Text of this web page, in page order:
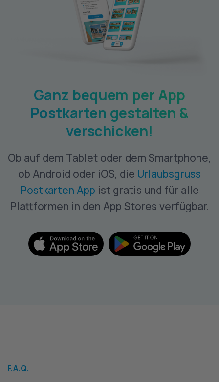
Ganz bequem per App
Postkarten gestalten &
verschicken!
Ob auf dem Tablet oder dem Smartphone,
ob Android oder iOS, die Urlaubsgruss
Postkarten App ist gratis und für alle
Plattformen in den App Stores verfügbar.
F.A.Q.